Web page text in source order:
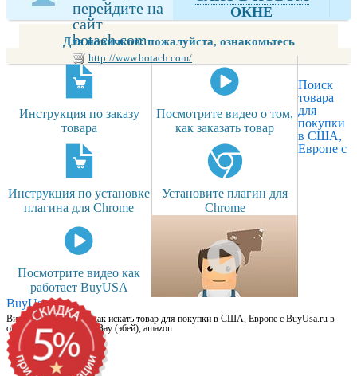
перейдите на
сайт
botach.com
http://www.botach.com/
ОКНЕ
Для новичков: пожалуйста, ознакомьтесь
Инструкция по заказу
товара
Посмотрите видео о том,
как заказать товар
Инструкция по установке
плагина для Chrome
Установите плагин для
Chrome
Посмотрите видео как
работает BuyUSA
Поиск
товара
для
покупки
в США,
Европе с
BuyUsa.ru
Видео для новичков: как искать товар для покупки в США, Европе с BuyUsa.ru в
онлайн магазинах, на eBay (эбей), amazon